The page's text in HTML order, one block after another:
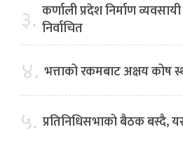
३. कर्णाली प्रदेश निर्माण
निर्वाचित
४. भत्ताको रकमबाट अक्षय कोष
५. प्रतिनिधिसभाको बैठक बस्दै,